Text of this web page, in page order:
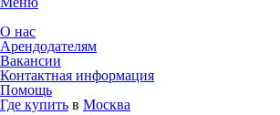
О нас
Арендодателям
Вакансии
Контактная информация
Помощь
Где купить в Москва